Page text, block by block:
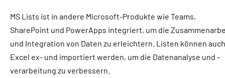
MS Lists ist in andere Microsoft-Produkte wie Teams,
SharePoint und PowerApps integriert, um die
und Integration von Daten zu erleichtern. Listen können
Excel ex- und importiert werden, um die Datenanalyse und -
verarbeitung zu verbessern.